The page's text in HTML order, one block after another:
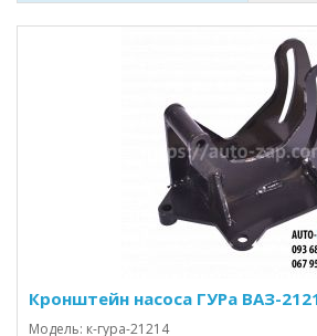
Кронштейн насоса ГУРа ВАЗ-
Модель: к-гура-21214